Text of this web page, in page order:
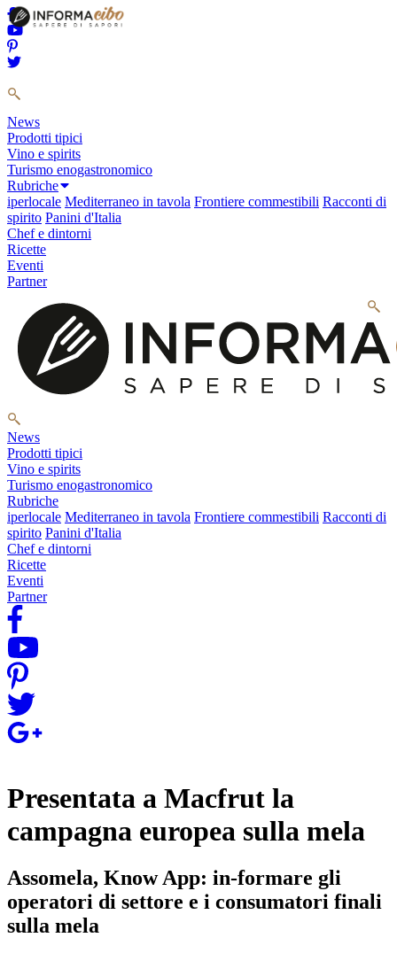
News
Prodotti tipici
Vino e spirits
Turismo enogastronomico
Rubriche
iperlocale Mediterraneo in tavola Frontiere commestibili Racconti di
spirito Panini d'Italia
Chef e dintorni
Ricette
Eventi
Partner
News
Prodotti tipici
Vino e spirits
Turismo enogastronomico
Rubriche
iperlocale Mediterraneo in tavola Frontiere commestibili Racconti di
spirito Panini d'Italia
Chef e dintorni
Ricette
Eventi
Partner
Presentata a Macfrut la
campagna europea sulla mela
Assomela, Know App: in-formare gli
operatori di settore e i consumatori finali
sulla mela